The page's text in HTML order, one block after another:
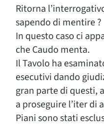
Ritorna
sapendo di mentire ?
In questo caso ci
che Caudo menta.
Il Tavolo ha
esecutivi dando
gran parte di questi,
a proseguire l’iter di
Piani sono stati